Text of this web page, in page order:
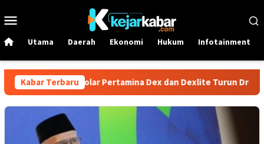
ke
Mobile
Utama Daerah Ekonomi Hukum Infotainment
Kabar Terbaru
1 Juni! Harga Solar Pertamina Dex dan Dexlite Turun Drastis,